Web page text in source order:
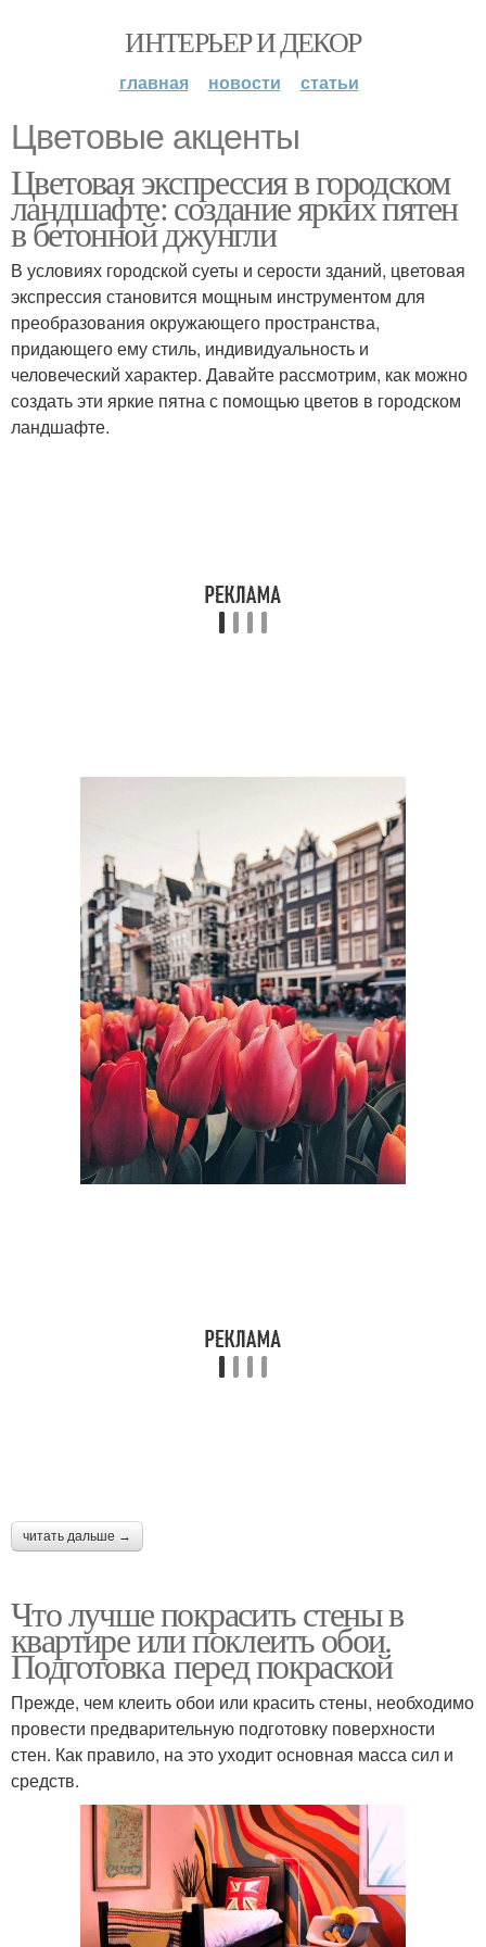
ИНТЕРЬЕР И ДЕКОР
главная новости статьи
Цветовые акценты
Цветовая экспрессия в городском
ландшафте: создание ярких пятен
в бетонной джунгли
В условиях городской суеты и серости зданий, цветовая
экспрессия становится мощным инструментом для
преобразования окружающего пространства,
придающего ему стиль, индивидуальность и
человеческий характер. Давайте рассмотрим, как можно
создать эти яркие пятна с помощью цветов в городском
ландшафте.
читать дальше →
Что лучше покрасить стены в
квартире или поклеить обои.
Подготовка перед покраской
Прежде, чем клеить обои или красить стены, необходимо
провести предварительную подготовку поверхности
стен. Как правило, на это уходит основная масса сил и
средств.